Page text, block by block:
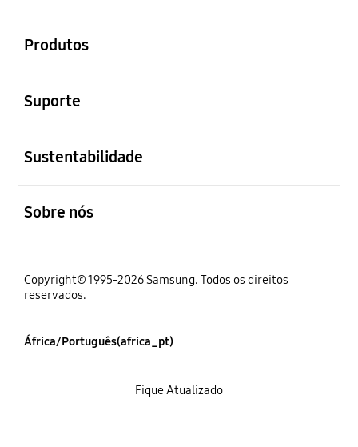
Produtos
Suporte
Sustentabilidade
Sobre nós
Copyright© 1995-2026 Samsung. Todos os direitos
reservados.
África/Português(africa_pt)
Fique Atualizado